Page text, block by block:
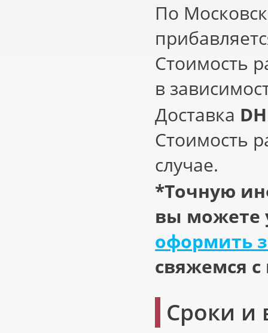
По
Стоимость
в
Доставка
Стоимость
случае.
*Точную
вы можете
оформить
свяжемся
Сроки и